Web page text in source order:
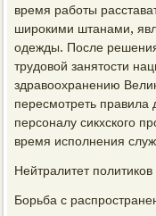
время работы
широкими штанами,
одежды. После
трудовой занятости
здравоохранению
пересмотреть
персоналу сикхского
время исполнения
Нейтралитет политиков
Борьба с